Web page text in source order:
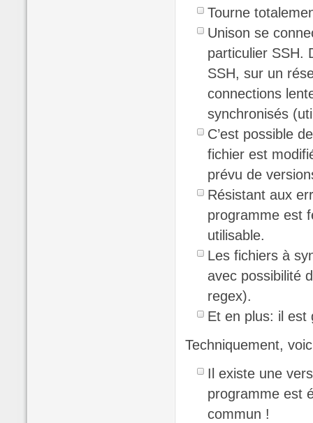
Tourne
Unison se
particulier SSH.
SSH, sur un
connections
synchronisés
C’est possible
fichier est
prévu de
Résistant aux
programme est
utilisable.
Les fichiers à
avec possibilité
regex).
Et en plus: il est
Techniquement,
Il existe une
programme est
commun !